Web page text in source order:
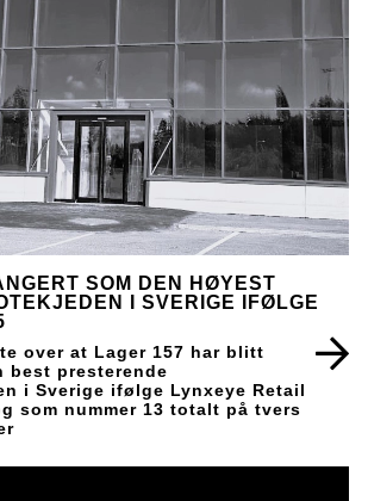
SOM DEN HØYEST
I SVERIGE IFØLGE
over at Lager 157 har blitt
best presterende
i Sverige ifølge Lynxeye Retail
som nummer 13 totalt på tvers